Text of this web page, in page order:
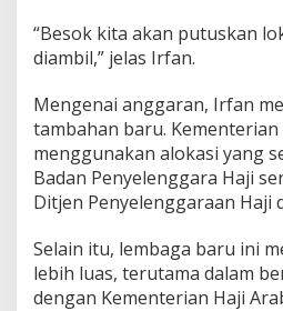
“Besok kita akan putuskan
diambil,” jelas Irfan.
Mengenai anggaran, Irfan
tambahan baru.
menggunakan alokasi yang
Badan Penyelenggara Haji
Ditjen Penyelenggaraan Haji
Selain itu, lembaga baru ini
lebih luas, terutama dalam
dengan Kementerian Haji